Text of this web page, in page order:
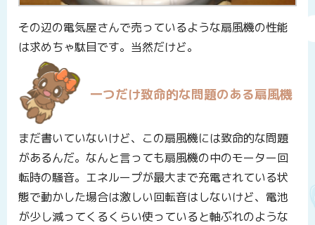
その辺の電気屋さんで売っているような扇風機の性能
は求めちゃ駄目です。当然だけど。
一つだけ致命的な問題のある扇風機
まだ書いていないけど、この扇風機には致命的な問題
があるんだ。なんと言っても扇風機の中のモーター回
転時の騒音。エネループが最大まで充電されている状
態で動かした場合は激しい回転音はしないけど、電池
が少し減ってくるくらい使っていると軸ぶれのような